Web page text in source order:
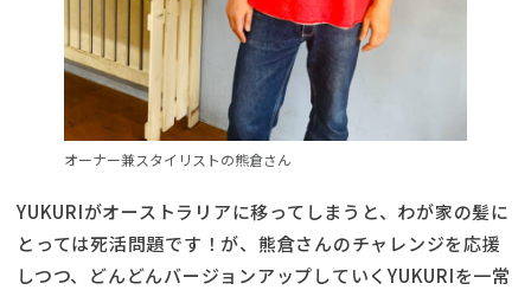
オーナー兼スタイリストの熊倉さん
YUKURIがオーストラリアに移ってしまうと、わが家の髪に
とっては死活問題です！が、熊倉さんのチャレンジを応援
しつつ、どんどんバージョンアップしていくYUKURIを一常